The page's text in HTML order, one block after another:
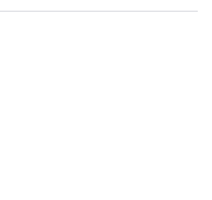
seafront restaurants.
minutes drive.
through an impressive
had longer!!!